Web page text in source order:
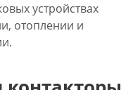
устройствах
отоплении и